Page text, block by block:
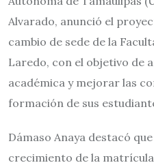
Alvarado, anunció el
cambio de sede de la
Laredo, con el objetivo de
académica y mejorar las
formación de sus
Dámaso Anaya destacó
crecimiento de la